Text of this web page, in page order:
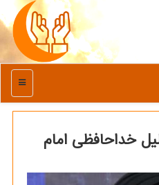
منو
خداحافظی امام